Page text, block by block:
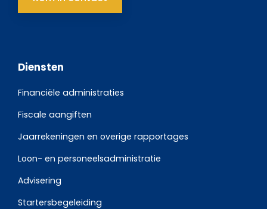
Diensten
Financiële administraties
Fiscale aangiften
Jaarrekeningen en overige rapportages
Loon- en personeelsadministratie
Advisering
Startersbegeleiding